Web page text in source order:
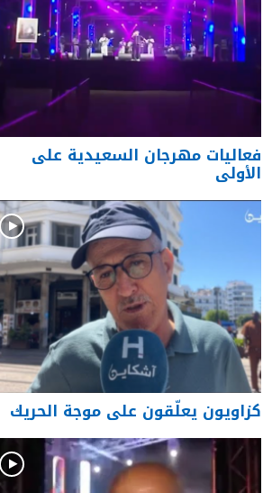
فعاليات مهرجان السعيدية على
الأولى
كزاويون يعلّقون على موجة الحريك